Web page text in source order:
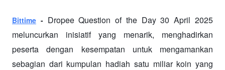
Bittime - Dropee Question of the Day 30 April 2025
meluncurkan inisiatif yang menarik, menghadirkan
peserta dengan kesempatan untuk mengamankan
sebagian dari kumpulan hadiah satu miliar koin yang